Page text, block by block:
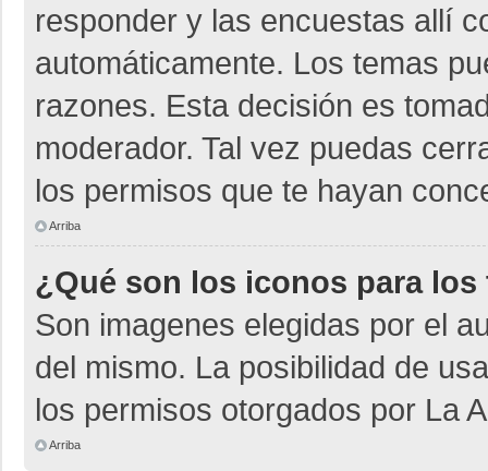
responder y las encuestas allí
automáticamente. Los temas
razones. Esta decisión es
moderador. Tal vez puedas
los permisos que te hayan
Arriba
¿Qué son los iconos para los
Son imagenes elegidas por el
del mismo. La posibilidad de
los permisos otorgados por La
Arriba